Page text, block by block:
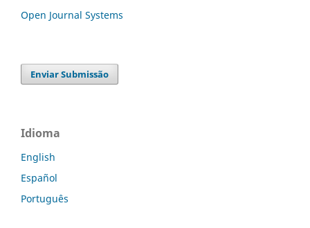
Open Journal Systems
Enviar Submissão
Idioma
English
Español
Português